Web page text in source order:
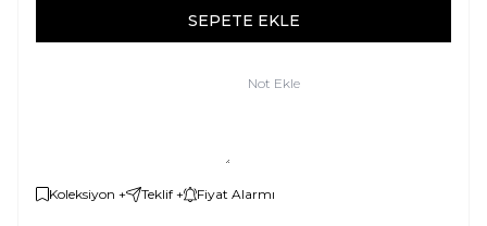
SEPETE EKLE
Not Ekle
Koleksiyon + Teklif + Fiyat Alarmı